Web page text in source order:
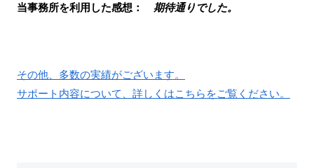
当事務所を利用した感想：
期待通りでした。
その他、多数の実績がございます。
サポート内容について、詳しくはこちらをご覧ください。